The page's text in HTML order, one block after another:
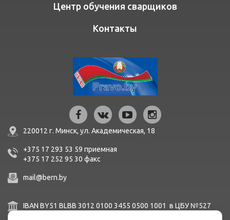
Центр обучения сварщиков
Контакты
220012 г. Минск, ул. Академическая, 18
+375 17 293 53 59 приемная
+375 17 252 95 30 факc
mail@bern.by
IBAN BY51 BLBB 3012 0100 3455 0500 1001 в ЦБУ №527